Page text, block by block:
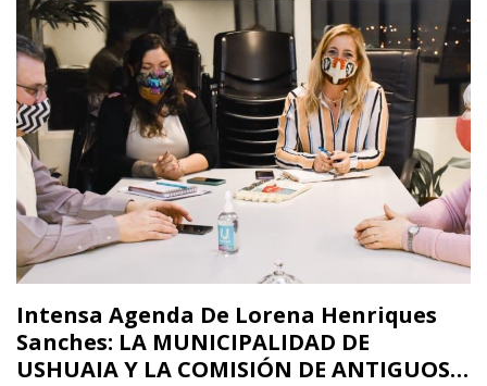
Intensa Agenda De Lorena Henriques
Sanches: LA MUNICIPALIDAD DE
USHUAIA Y LA COMISIÓN DE ANTIGUOS…